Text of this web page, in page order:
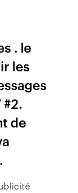
. le
les
#2.
de